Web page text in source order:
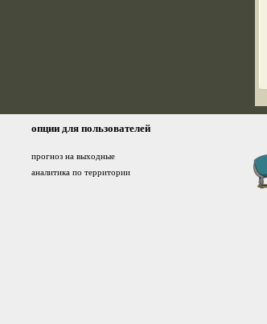
опции для пользователей
прогноз на выходные
аналитика по территории